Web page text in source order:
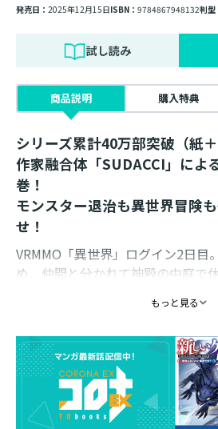
発売日： 2025年12月15日ISBN： 9784867948132判型
試し読み
商品説明 購入特典
シリーズ累計40万部突破（紙＋
作家融合体「SUDACCI」によ
巻！
モンスター退治も異世界冒険
せ！
VRMMO「異世界」ログイン2日目
め、仲間と分かれて神殿の中庭で
モフモフは、この場所に封印され
ット！ 運営の予期せぬフラグを
日も新たな冒険への一歩を踏み出
に愛された者たちの無自覚最強フ
もっと見る